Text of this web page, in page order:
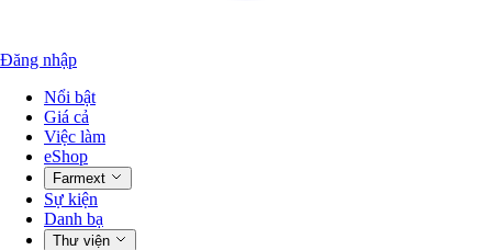
Đăng nhập
Nổi bật
Giá cả
Việc làm
eShop
Farmext
Sự kiện
Danh bạ
Thư viện